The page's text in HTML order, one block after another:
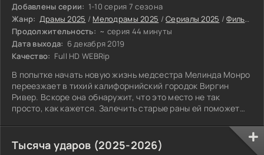
Добавлены серии: 1-10 серия 7 сезона
Жанр: Драмы 2025 / Мелодрамы 2025 /Сериалы 2025 /Фильмы 2025
Продолжительность: ~ серия 44 минуты
Дата выхода: 6 декабря 2019
Качество: Full HD WEBRip
В попытке начать новую жизнь медсестра Мелинда Монро
переезжает в тихий калифорнийский городок Виргин
Ривер. Вскоре она обнаружит, что это место не так
просто, как кажется. Залечить старые раны ей поможет
Тысяча ударов (2025-2026)